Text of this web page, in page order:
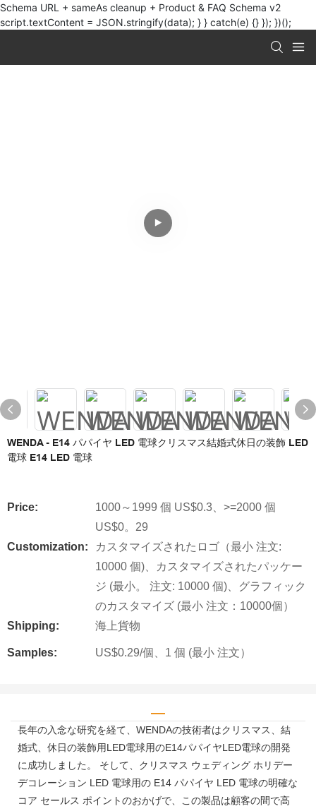
Schema URL + sameAs cleanup + Product & FAQ Schema v2
script.textContent = JSON.stringify(data); } } catch(e) {} }); })();
WENDA - E14 パパイヤ LED 電球クリスマス結婚式休日の装飾 LED
電球 E14 LED 電球
Price:
1000～1999 個 US$0.3、>=2000 個
US$0。29
Customization:
カスタマイズされたロゴ（最小 注文:
10000 個)、カスタマイズされたパッケー
ジ (最小。 注文: 10000 個)、グラフィック
のカスタマイズ (最小 注文：10000個）
Shipping:
海上貨物
Samples: US$0.29/個、1 個 (最小 注文）
長年の入念な研究を経て、WENDAの技術者はクリスマス、結
婚式、休日の装飾用LED電球用のE14パパイヤLED電球の開発
に成功しました。 そして、クリスマス ウェディング ホリデー
デコレーション LED 電球用の E14 パパイヤ LED 電球の明確な
コア セールス ポイントのおかげで、この製品は顧客の間で高